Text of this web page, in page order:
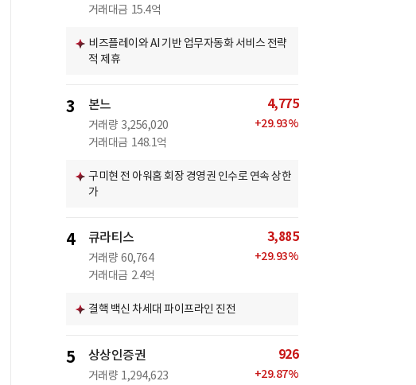
거래대금 15.4억
비즈플레이와 AI 기반 업무자동화 서비스 전략
적 제휴
3 본느
거래량 3,256,020
거래대금 148.1억
4,775
+29.93%
구미현 전 아워홈 회장 경영권 인수로 연속 상한
가
4 큐라티스
거래량 60,764
거래대금 2.4억
3,885
+29.93%
결핵 백신 차세대 파이프라인 진전
5 상상인증권
거래량 1,294,623
926
+29.87%